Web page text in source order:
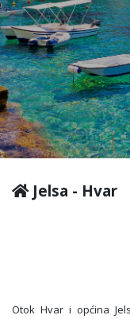
Jelsa - Hvar
Otok Hvar i općina